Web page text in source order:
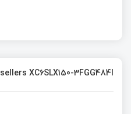
sellers XC6SLX150-3FGG484I